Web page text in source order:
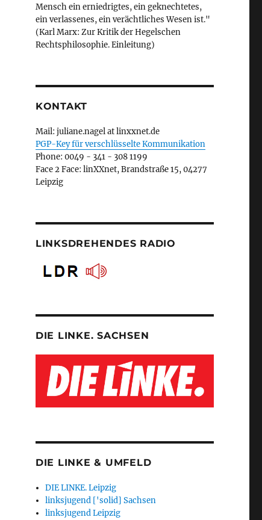
Mensch ein erniedrigtes, ein geknechtetes,
ein verlassenes, ein verächtliches Wesen ist."
(Karl Marx: Zur Kritik der Hegelschen
Rechtsphilosophie. Einleitung)
KONTAKT
Mail: juliane.nagel at linxxnet.de
PGP-Key für verschlüsselte Kommunikation
Phone: 0049 - 341 - 308 1199
Face 2 Face: linXXnet, Brandstraße 15, 04277
Leipzig
LINKSDREHENDES RADIO
DIE LINKE. SACHSEN
DIE LINKE & UMFELD
DIE LINKE. Leipzig
linksjugend ['solid] Sachsen
linksjugend Leipzig